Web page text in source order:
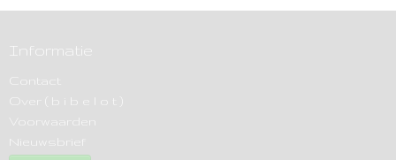
Informatie
Contact
Over ( b i b e l o t )
Voorwaarden
Nieuwsbrief